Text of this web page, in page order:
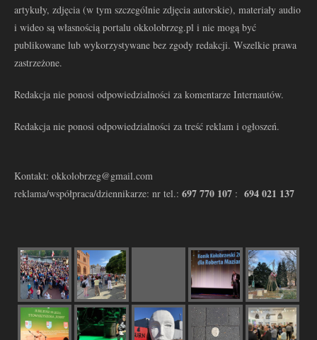
artykuły, zdjęcia (w tym szczególnie zdjęcia autorskie), materiały audio
i wideo są własnością portalu okkolobrzeg.pl i nie mogą być
publikowane lub wykorzystywane bez zgody redakcji. Wszelkie prawa
zastrzeżone.
Redakcja nie ponosi odpowiedzialności za komentarze Internautów.
Redakcja nie ponosi odpowiedzialności za treść reklam i ogłoszeń.
Kontakt: okkolobrzeg@gmail.com
reklama/współpraca/dziennikarze: nr tel.: 697 770 107 : 694 021 137